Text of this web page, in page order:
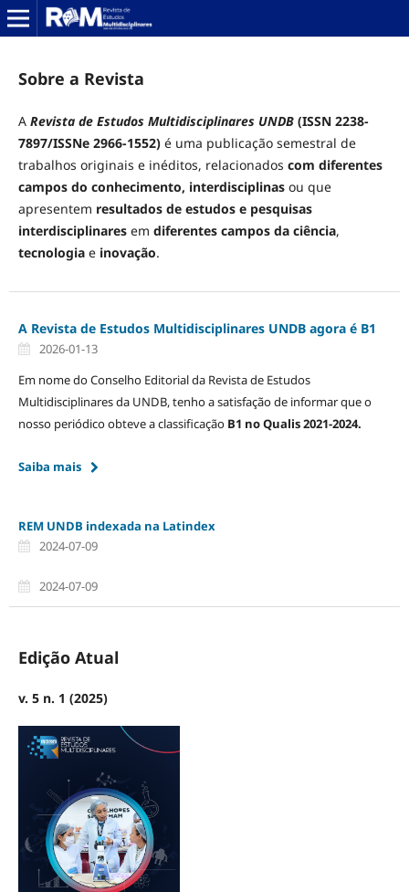
Sobre a Revista
A Revista de Estudos Multidisciplinares UNDB(ISSN 2238-
7897/ISSNe 2966-1552)é uma publicação semestral de
trabalhos originais e inéditos, relacionados com diferentes
campos do conhecimento, interdisciplinasou que
apresentem resultados de estudos e pesquisas
interdisciplinares em diferentes campos da ciência,
tecnologiae inovação.
A Revista de Estudos Multidisciplinares UNDB agora é B1
2026-01-13
Em nome do Conselho Editorial da Revista de Estudos
Multidisciplinares da UNDB, tenho a satisfação de informar que o
nosso periódico obteve a classificação B1 no Qualis 2021-2024.
Saiba mais
REM UNDB indexada na Latindex
2024-07-09
2024-07-09
Edição Atual
v. 5 n. 1 (2025)